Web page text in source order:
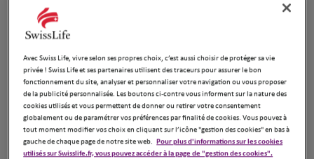
−
Avec Swiss Life, vivre selon ses propres choix, c’est aussi choisir de protéger sa vie
privée ! Swiss Life et ses partenaires utilisent des traceurs pour assurer le bon
fonctionnement du site, analyser et personnaliser votre navigation ou vous proposer
de la publicité personnalisée. Les boutons ci-contre vous informent sur la nature des
cookies utilisés et vous permettent de donner ou retirer votre consentement
globalement ou de paramétrer vos préférences par finalité de cookies. Vous pouvez à
tout moment modifier vos choix en cliquant sur l’icône "gestion des cookies" en bas à
gauche de chaque page de notre site web. Pour plus d'informations sur les cookies
utilisés sur Swisslife.fr, vous pouvez accéder à la page de "gestion des cookies".